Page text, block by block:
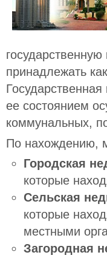
принадлежать
ее состоянием
коммунальных,
По нахождению,
Городская
которые
Сельская
которые
местными
Загородная